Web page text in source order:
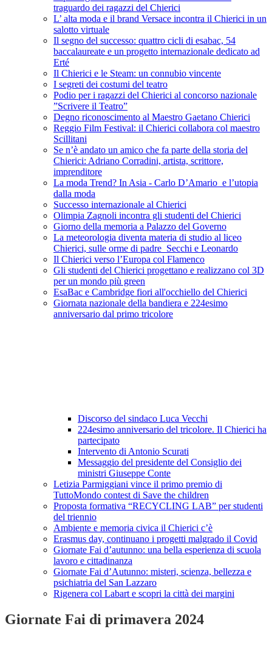
traguardo dei ragazzi del Chierici
L’ alta moda e il brand Versace incontra il Chierici in un
salotto virtuale
Il segno del successo: quattro cicli di esabac, 54
baccalaureate e un progetto internazionale dedicato ad
Erté
Il Chierici e le Steam: un connubio vincente
I segreti dei costumi del teatro
Podio per i ragazzi del Chierici al concorso nazionale
”Scrivere il Teatro”
Degno riconoscimento al Maestro Gaetano Chierici
Reggio Film Festival: il Chierici collabora col maestro
Scillitani
Se n’è andato un amico che fa parte della storia del
Chierici: Adriano Corradini, artista, scrittore,
imprenditore
La moda Trend? In Asia - Carlo D’Amario e l’utopia
dalla moda
Successo internazionale al Chierici
Olimpia Zagnoli incontra gli studenti del Chierici
Giorno della memoria a Palazzo del Governo
La meteorologia diventa materia di studio al liceo
Chierici, sulle orme di padre Secchi e Leonardo
Il Chierici verso l’Europa col Flamenco
Gli studenti del Chierici progettano e realizzano col 3D
per un mondo più green
EsaBac e Cambridge fiori all'occhiello del Chierici
Giornata nazionale della bandiera e 224esimo
anniversario dal primo tricolore
Discorso del sindaco Luca Vecchi
224esimo anniversario del tricolore. Il Chierici ha
partecipato
Intervento di Antonio Scurati
Messaggio del presidente del Consiglio dei
ministri Giuseppe Conte
Letizia Parmiggiani vince il primo premio di
TuttoMondo contest di Save the children
Proposta formativa “RECYCLING LAB” per studenti
del triennio
Ambiente e memoria civica il Chierici c’è
Erasmus day, continuano i progetti malgrado il Covid
Giornate Fai d’autunno: una bella esperienza di scuola
lavoro e cittadinanza
Giornate Fai d’Autunno: misteri, scienza, bellezza e
psichiatria del San Lazzaro
Rigenera col Labart e scopri la città dei margini
Giornate Fai di primavera 2024